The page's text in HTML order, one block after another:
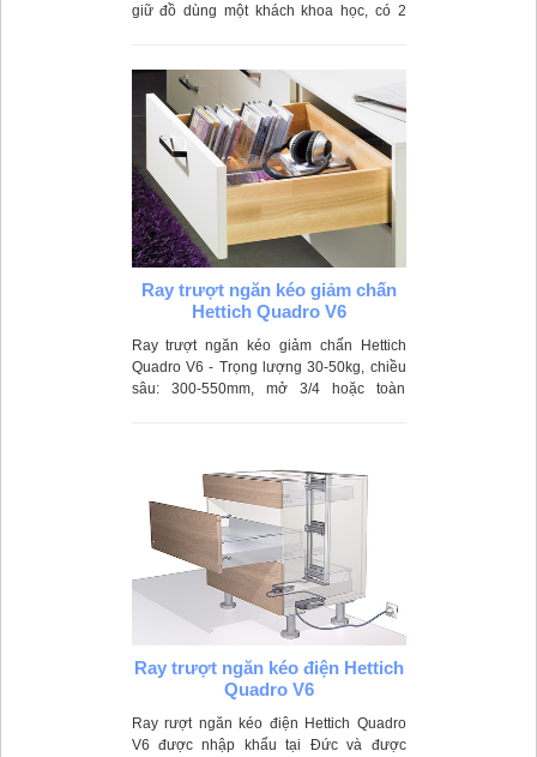
giữ đồ dùng một khách khoa học, có 2
Ray trượt ngăn kéo giảm chấn
Hettich Quadro V6
Ray trượt ngăn kéo giảm chấn Hettich
Quadro V6 - Trọng lượng 30-50kg, chiều
sâu: 300-550mm, mở 3/4 hoặc toàn
Ray trượt ngăn kéo điện Hettich
Quadro V6
Ray rượt ngăn kéo điện Hettich Quadro
V6 được nhập khẩu tại Đức và được